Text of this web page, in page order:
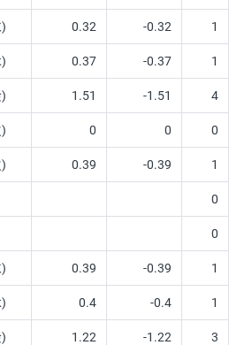
0.32 -0.32 1
0.37 -0.37 1
1.51 -1.51 4
0 0 0
0.39 -0.39 1
0
0
0.39 -0.39 1
0.4 -0.4 1
1.22 -1.22 3